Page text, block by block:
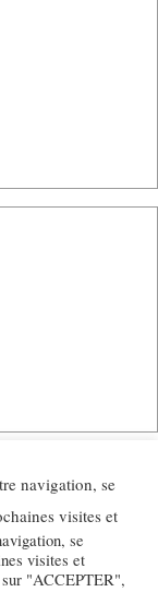
navigation, se
visites et
se
visites et
"ACCEPTER",